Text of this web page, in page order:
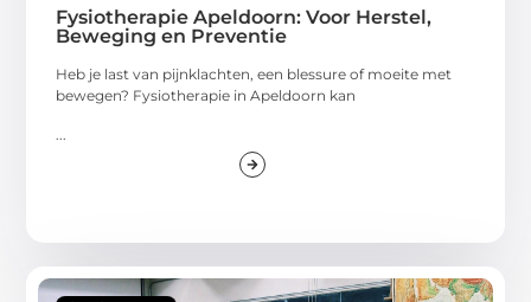
Fysiotherapie Apeldoorn: Voor Herstel,
Beweging en Preventie
Heb je last van pijnklachten, een blessure of moeite met
bewegen? Fysiotherapie in Apeldoorn kan